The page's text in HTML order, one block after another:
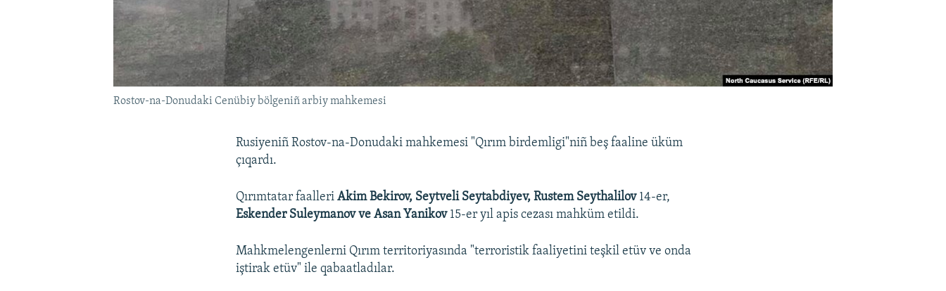
Rostov-na-Donudaki Cenübiy bölgeniñ arbiy mahkemesi
Rusiyeniñ Rostov-na-Donudaki mahkemesi "Qırım birdemligi"niñ beş faaline üküm
çıqardı.
Qırımtatar faalleriAkim Bekirov, Seytveli Seytabdiyev, Rustem Seythalilov 14-er,
Eskender Suleymanov ve Asan Yanikov15-er yıl apis cezası mahküm etildi.
Mahkmelengenlerni Qırım territoriyasında "terroristik faaliyetini teşkil etüv ve onda
iştirak etüv" ile qabaatladılar.